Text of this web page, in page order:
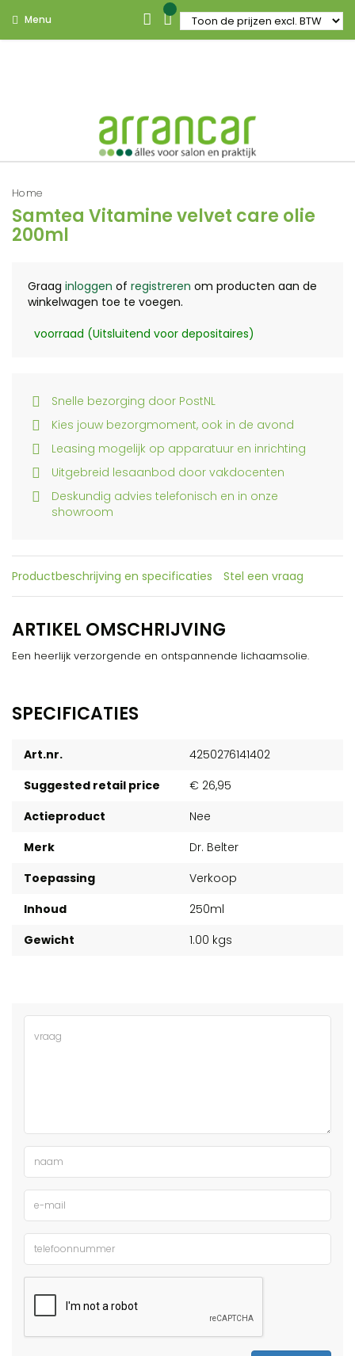
Menu
Home
Samtea Vitamine velvet care olie
200ml
Graag inloggen of registreren om producten aan de
winkelwagen toe te voegen.
voorraad (Uitsluitend voor depositaires)
Snelle bezorging door PostNL
Kies jouw bezorgmoment, ook in de avond
Leasing mogelijk op apparatuur en inrichting
Uitgebreid lesaanbod door vakdocenten
Deskundig advies telefonisch en in onze
showroom
Productbeschrijving en specificaties Stel een vraag
ARTIKEL OMSCHRIJVING
Een heerlijk verzorgende en ontspannende lichaamsolie.
SPECIFICATIES
Art.nr.
4250276141402
Suggested retail price
€ 26,95
Actieproduct
Nee
Merk
Dr. Belter
Toepassing
Verkoop
Inhoud
250ml
Gewicht
1.00 kgs